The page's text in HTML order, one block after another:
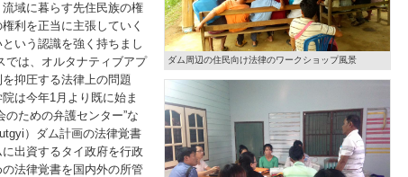
ダム周辺の住民向け法律のワークショップ風景
域に暮らす先住民族の権
利を正当に主張していく
いう認識を強く持ちまし
は、オルタナティブアプ
抑圧する法律上の問題
は今年1月より既に始ま
ための弁護センター”な
）ダム計画の法律覚書
出資するタイ政府を行政
法律覚書を国内外の所管